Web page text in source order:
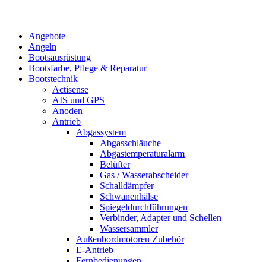
Angebote
Angeln
Bootsausrüstung
Bootsfarbe, Pflege & Reparatur
Bootstechnik
Actisense
AIS und GPS
Anoden
Antrieb
Abgassystem
Abgasschläuche
Abgastemperaturalarm
Belüfter
Gas / Wasserabscheider
Schalldämpfer
Schwanenhälse
Spiegeldurchführungen
Verbinder, Adapter und Schellen
Wassersammler
Außenbordmotoren Zubehör
E-Antrieb